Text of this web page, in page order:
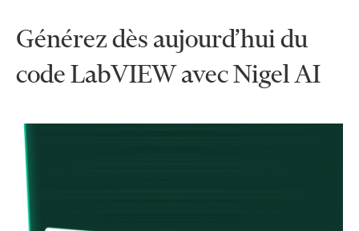
Générez dès aujourd’hui du
code LabVIEW avec Nigel AI